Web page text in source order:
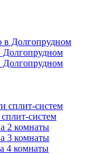
в Долгопрудном
Долгопрудном
Долгопрудном
сплит-систем
систем
2 комнаты
3 комнаты
4 комнаты